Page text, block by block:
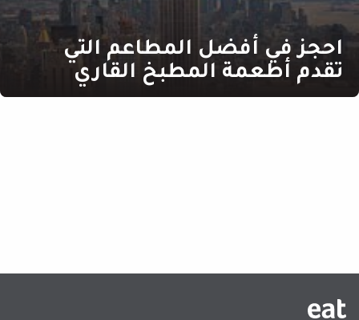
احجز في أفضل المطاعم التي
تقدم أطعمة المطبخ القاري